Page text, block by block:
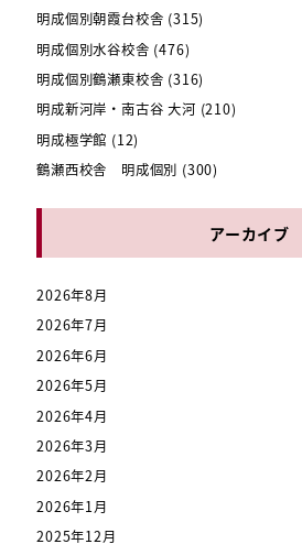
明成個別朝霞台校舎 (315)
明成個別水谷校舎 (476)
明成個別鶴瀬東校舎 (316)
明成新河岸・南古谷 大河 (210)
明成極学館 (12)
鶴瀬西校舎 明成個別 (300)
アーカイブ
2026年8月
2026年7月
2026年6月
2026年5月
2026年4月
2026年3月
2026年2月
2026年1月
2025年12月